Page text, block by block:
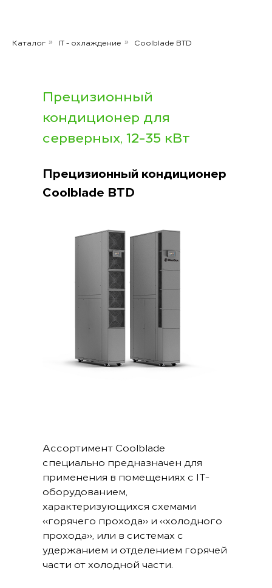
Каталог » IT - охлаждение » Coolblade BTD
Прецизионный
кондиционер для
серверных, 12-35 кВт
Прецизионный кондиционер
Coolblade BTD
Ассортимент Coolblade
специально предназначен для
применения в помещениях с IT-
оборудованием,
характеризующихся схемами
«горячего прохода» и «холодного
прохода», или в системах с
удержанием и отделением горячей
части от холодной части.